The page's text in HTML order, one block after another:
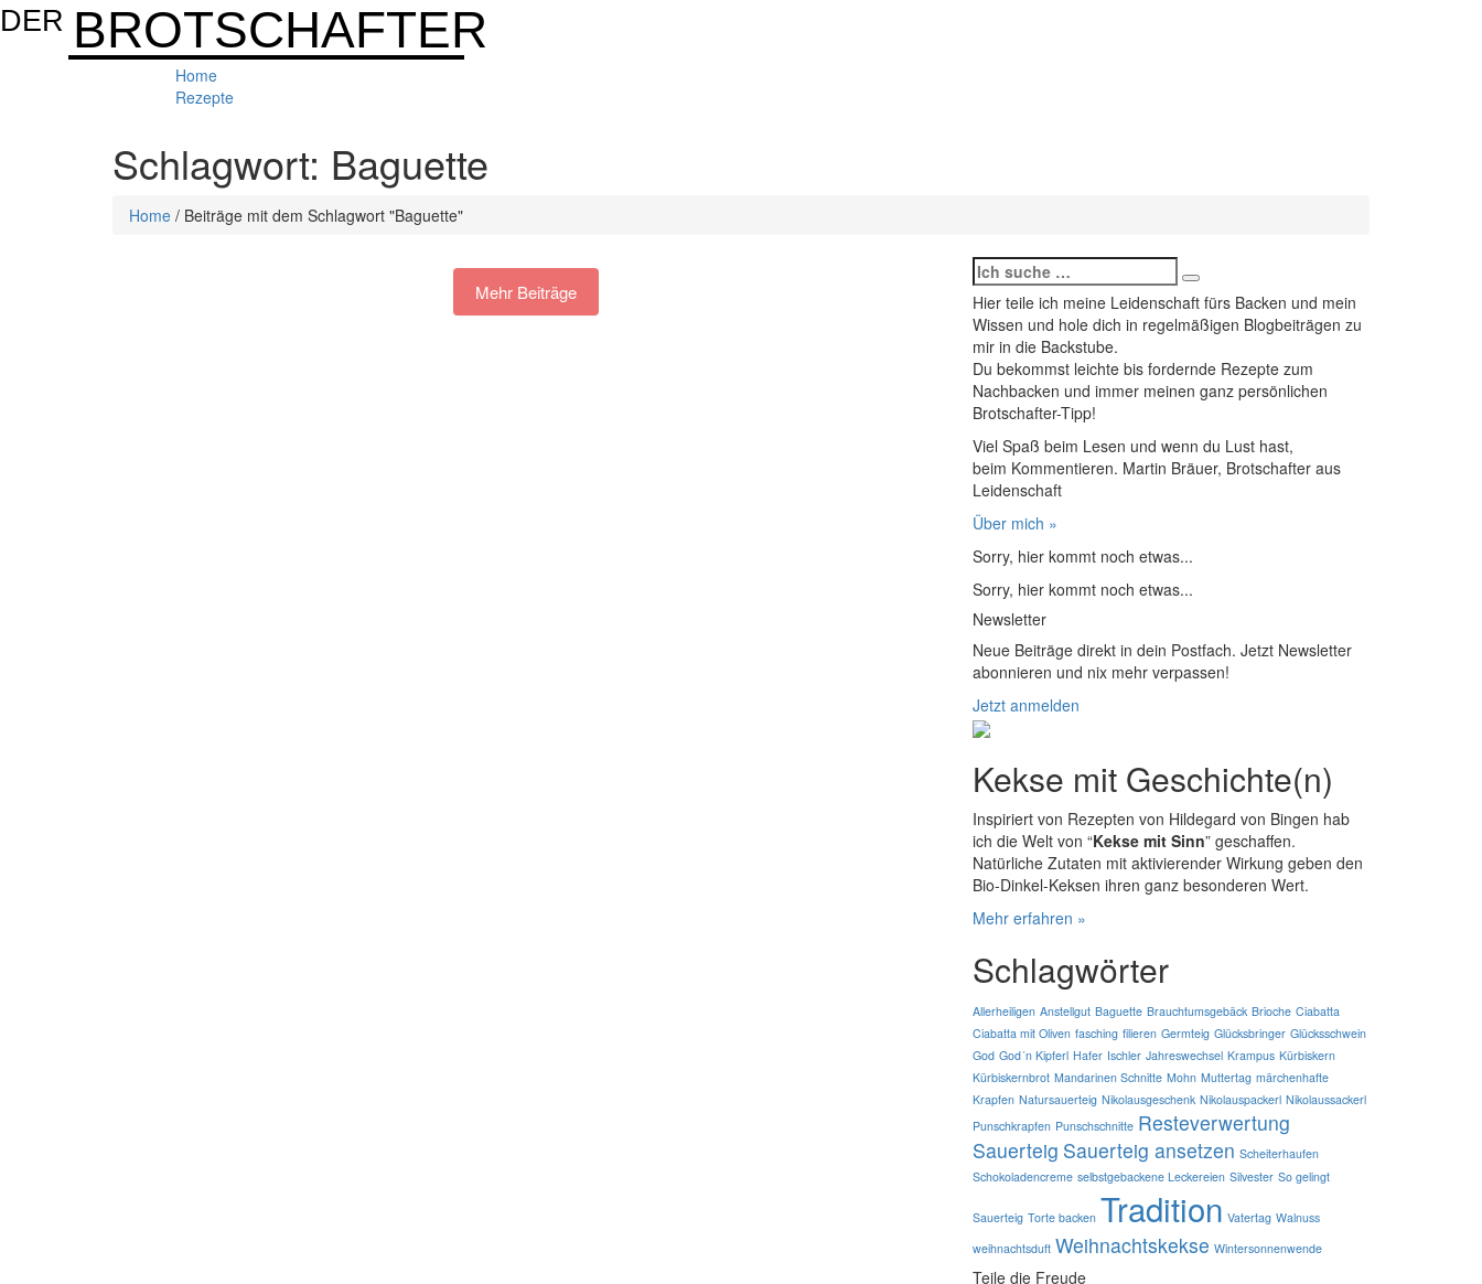
DER BROTSCHAFTER
Home
Rezepte
Schlagwort: Baguette
Home / Beiträge mit dem Schlagwort "Baguette"
Mehr Beiträge
Search
for:
Search
Hier teile ich meine Leidenschaft fürs Backen und mein
Wissen und hole dich in regelmäßigen Blogbeiträgen zu
mir in die Backstube.
Du bekommst leichte bis fordernde Rezepte zum
Nachbacken und immer meinen ganz persönlichen
Brotschafter-Tipp!
Viel Spaß beim Lesen und wenn du Lust hast,
beim Kommentieren. Martin Bräuer, Brotschafter aus
Leidenschaft
Über mich »
Sorry, hier kommt noch etwas...
Sorry, hier kommt noch etwas...
Newsletter
Neue Beiträge direkt in dein Postfach. Jetzt Newsletter
abonnieren und nix mehr verpassen!
Jetzt anmelden
Kekse mit Geschichte(n)
Inspiriert von Rezepten von Hildegard von Bingen hab
ich die Welt von “Kekse mit Sinn” geschaffen.
Natürliche Zutaten mit aktivierender Wirkung geben den
Bio-Dinkel-Keksen ihren ganz besonderen Wert.
Mehr erfahren »
Schlagwörter
Allerheiligen Anstellgut Baguette Brauchtumsgebäck Brioche Ciabatta
Ciabatta mit Oliven fasching filieren Germteig Glücksbringer Glücksschwein
God God´n Kipferl Hafer Ischler Jahreswechsel Krampus Kürbiskern
Kürbiskernbrot Mandarinen Schnitte Mohn Muttertag märchenhafte
Krapfen Natursauerteig Nikolausgeschenk Nikolauspackerl Nikolaussackerl
Punschkrapfen Punschschnitte Resteverwertung
Sauerteig Sauerteig ansetzen Scheiterhaufen
Schokoladencreme selbstgebackene Leckereien Silvester So gelingt
Sauerteig Torte backen Tradition Vatertag Walnuss
weihnachtsduft Weihnachtskekse Wintersonnenwende
Teile die Freude